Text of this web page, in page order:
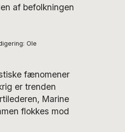
af befolkningen
Ole
fænomener
er trenden
Marine
flokkes mod